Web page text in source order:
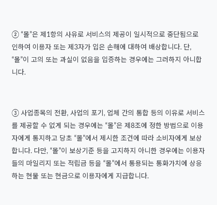
② “몰”은 제1항의 사유로 서비스의 제공이 일시적으로 중단됨으로
인하여 이용자 또는 제3자가 입은 손해에 대하여 배상합니다. 단,
“몰”이 고의 또는 과실이 없음을 입증하는 경우에는 그러하지 아니합
니다.
③ 사업종목의 전환, 사업의 포기, 업체 간의 통합 등의 이유로 서비스
를 제공할 수 없게 되는 경우에는 “몰”은 제8조에 정한 방법으로 이용
자에게 통지하고 당초 “몰”에서 제시한 조건에 따라 소비자에게 보상
합니다. 다만, “몰”이 보상기준 등을 고지하지 아니한 경우에는 이용자
들의 마일리지 또는 적립금 등을 “몰”에서 통용되는 통화가치에 상응
하는 현물 또는 현금으로 이용자에게 지급합니다.